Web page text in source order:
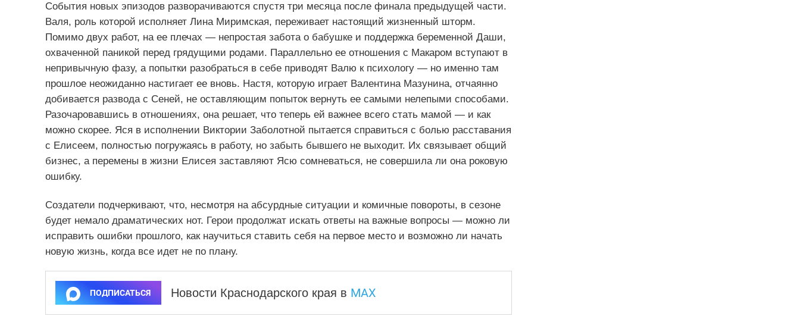
События новых эпизодов разворачиваются спустя три месяца после финала предыдущей части.
Валя, роль которой исполняет Лина Миримская, переживает настоящий жизненный шторм.
Помимо двух работ, на ее плечах — непростая забота о бабушке и поддержка беременной Даши,
охваченной паникой перед грядущими родами. Параллельно ее отношения с Макаром вступают в
непривычную фазу, а попытки разобраться в себе приводят Валю к психологу — но именно там
прошлое неожиданно настигает ее вновь. Настя, которую играет Валентина Мазунина, отчаянно
добивается развода с Сеней, не оставляющим попыток вернуть ее самыми нелепыми способами.
Разочаровавшись в отношениях, она решает, что теперь ей важнее всего стать мамой — и как
можно скорее. Яся в исполнении Виктории Заболотной пытается справиться с болью расставания
с Елисеем, полностью погружаясь в работу, но забыть бывшего не выходит. Их связывает общий
бизнес, а перемены в жизни Елисея заставляют Ясю сомневаться, не совершила ли она роковую
ошибку.
Создатели подчеркивают, что, несмотря на абсурдные ситуации и комичные повороты, в сезоне
будет немало драматических нот. Герои продолжат искать ответы на важные вопросы — можно ли
исправить ошибки прошлого, как научиться ставить себя на первое место и возможно ли начать
новую жизнь, когда все идет не по плану.
ПОДПИСАТЬСЯ Новости Краснодарского края в MAX